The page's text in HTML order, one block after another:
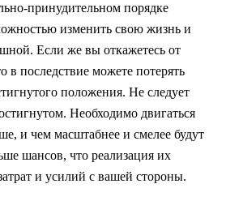
принудительном порядке
изменить свою жизнь и
Если же вы откажетесь от
в последствие можете потерять
положения. Не следует
Необходимо двигаться
и чем масштабнее и смелее будут
шансов, что реализация их
и усилий с вашей стороны.